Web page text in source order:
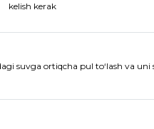
kelish kerak
suvga ortiqcha pul to‘lash va uni